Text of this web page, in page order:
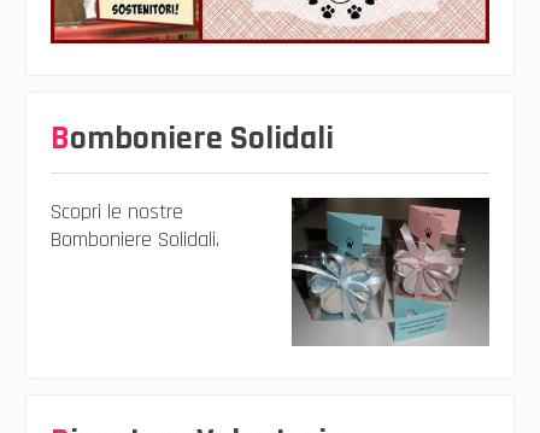
Bomboniere Solidali
Scopri le nostre
Bomboniere Solidali.